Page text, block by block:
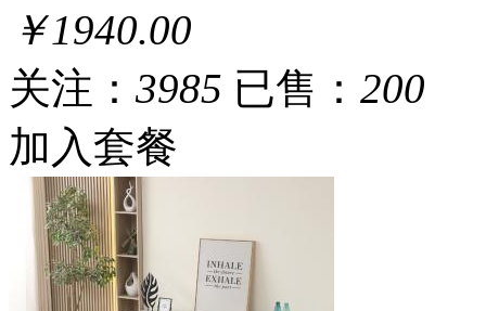
￥1940.00
关注： 3985 已售： 200
加入套餐